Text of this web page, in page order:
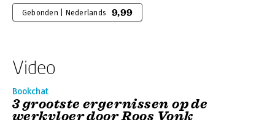
Gebonden | Nederlands 9,99
Video
Bookchat
3 grootste ergernissen op de
werkvloer door Roos Vonk